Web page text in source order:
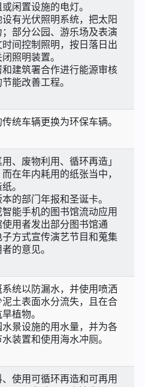
闲置设施的电灯。
有光伏照明系统，把太阳
部分公园、游乐场及表演
间控制照明，按日落日出
照明装置。
建筑署合作进行能源审核
能改善工程。
统车辆更换为环保车辆。
、废物利用、循环再造」
在年内耗用的纸张当中，
。
的部门年报和圣诞卡。
能手机的图书馆流动应用
用者发出部分图书馆通
方式宣传演艺节目和蒐集
的意见。
统以防漏水，并使用喷洒
土表面水分流失，且在合
植物。
景设施的用水量，并为各
装置和使用海水冲厕。
使用可循环再造和可再用